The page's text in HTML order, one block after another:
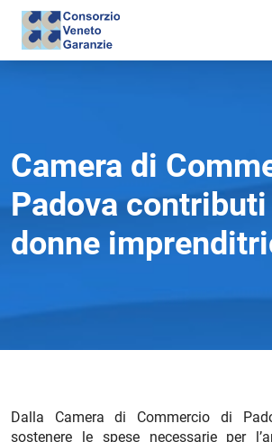
Camera di
Padova
donne
Dalla Camera di Commercio di
sostenere le spese necessarie per